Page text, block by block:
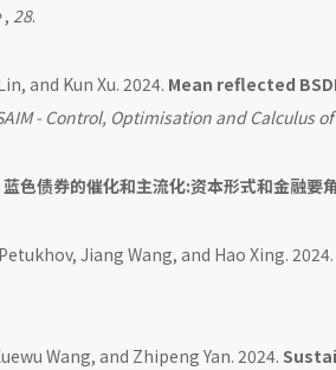
, 28.
and Kun Xu. 2024. Mean reflected
- Control, Optimisation and Calculus
蓝色债券的催化和主流化:资本形式和金融要
Jiang Wang, and Hao Xing. 2024.
Wang, and Zhipeng Yan. 2024.